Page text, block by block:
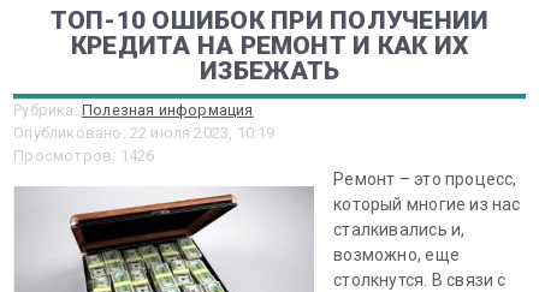
ТОП-10 ОШИБОК ПРИ ПОЛУЧЕНИИ
КРЕДИТА НА РЕМОНТ И КАК ИХ
ИЗБЕЖАТЬ
Рубрика: Полезная информация
Опубликовано: 22 июля 2023, 10:19
Просмотров: 1426
Ремонт – это процесс,
который многие из нас
сталкивались и,
возможно, еще
столкнутся. В связи с